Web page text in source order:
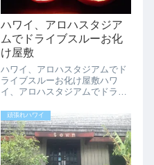
ハワイ、アロハスタジア
ムでドライブスルーお化
け屋敷
ハワイ、アロハスタジアムでド
ライブスルーお化け屋敷ハワ
イ、アロハスタジアムでドライ
れます。地元の非営利団体（カ
ネオヘのHabilitat）が主催して
くれるこのドライブスルー形式
のお化け屋敷は、屋外で6つの
恐ろしい...
頑張れハワイ